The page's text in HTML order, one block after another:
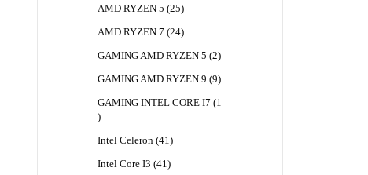
AMD RYZEN 5 2525
AMD RYZEN 7 2424
GAMING AMD RYZEN 5 22
GAMING AMD RYZEN 9 99
GAMING INTEL CORE I7
1
1
Intel Celeron 4141
Intel Core I3 4141